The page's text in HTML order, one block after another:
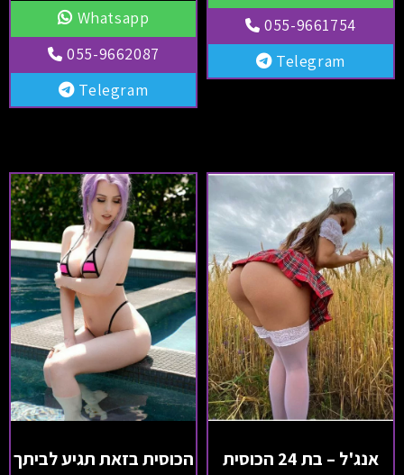
055-9661754
Telegram
Whatsapp
055-9662087
Telegram
אנג'ל – בת 24 הכוסית
הכוסית בזאת תגיע לביתך